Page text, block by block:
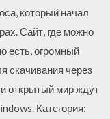
который начал
Сайт, где можно
есть, огромный
скачивания через
открытый мир ждут
Категория: